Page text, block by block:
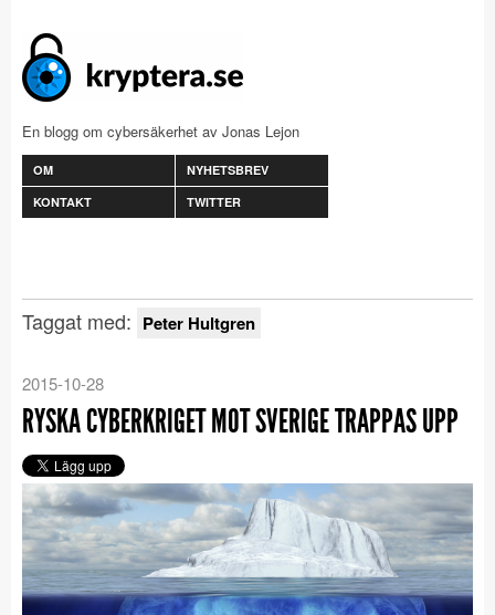
En blogg om cybersäkerhet av Jonas Lejon
OM
NYHETSBREV
KONTAKT
TWITTER
Taggat med: Peter Hultgren
2015-10-28
RYSKA CYBERKRIGET MOT SVERIGE TRAPPAS UPP